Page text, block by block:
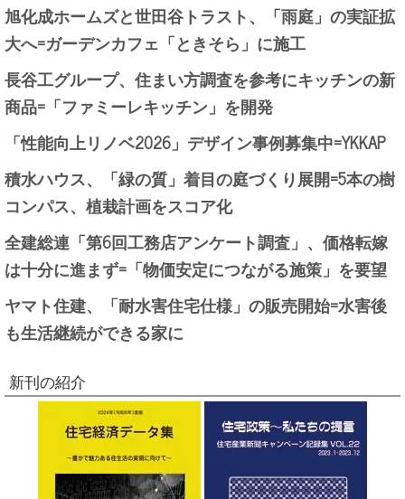
旭化成ホームズと世田谷トラスト、「雨庭」の実証拡
大へ=ガーデンカフェ「ときそら」に施工
長谷工グループ、住まい方調査を参考にキッチンの新
商品=「ファミーレキッチン」を開発
「性能向上リノベ2026」デザイン事例募集中=YKKAP
積水ハウス、「緑の質」着目の庭づくり展開=5本の樹
コンパス、植栽計画をスコア化
全建総連「第6回工務店アンケート調査」、価格転嫁
は十分に進まず=「物価安定につながる施策」を要望
ヤマト住建、「耐水害住宅仕様」の販売開始=水害後
も生活継続ができる家に
新刊の紹介